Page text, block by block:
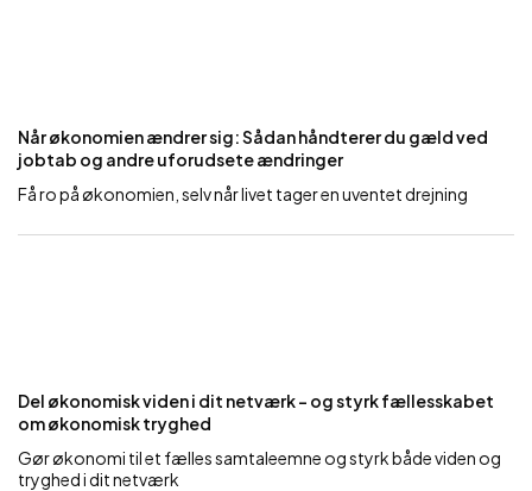
Når økonomien ændrer sig: Sådan håndterer du gæld ved
jobtab og andre uforudsete ændringer
Få ro på økonomien, selv når livet tager en uventet drejning
Del økonomisk viden i dit netværk – og styrk fællesskabet
om økonomisk tryghed
Gør økonomi til et fælles samtaleemne og styrk både viden og
tryghed i dit netværk